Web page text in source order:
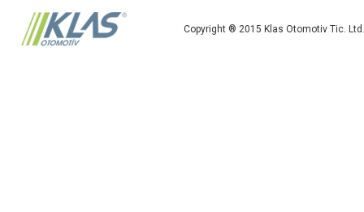
Copyright ® 2015 Klas Otomotiv Tic.